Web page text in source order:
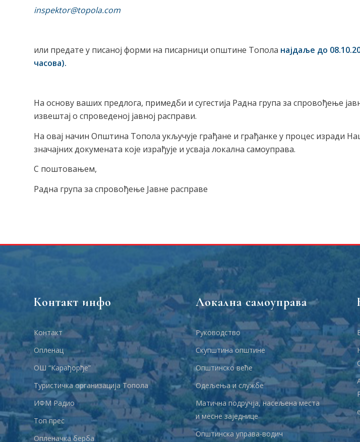
inspektor@topola.com
или предате у писаној форми на писарници општине Топола најдаље до
часова).
На основу ваших предлога, примедби и сугестија Радна група за спровођење
извештај о спроведеној јавној расправи.
На овај начин Општина Топола укључује грађане и грађанке у процес изради
значајних докумената које израђује и усваја локална самоуправа.
С поштовањем,
Радна група за спровођење Јавне расправе
Контакт инфо
Контакт
Опленац
ОШ “Карађорђе”
Туристичка организација Топола
ИФМ Радио
Топ прес
Опленачка берба
Локална самоуправа
Руководство
Скупштина општине
Општинско веће
Одељења и службе
Матична подручја, насељена места
и месне заједнице
Општинска управа-водич